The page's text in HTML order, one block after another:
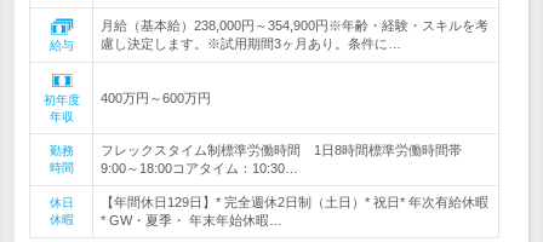
給与
月給（基本給）238,000円～354,900円※年齢・経験・スキルを考
慮し決定します。※試用期間3ヶ月あり。条件に…
初年度
年収
400万円～600万円
勤務
時間
フレックスタイム制標準労働時間 1日8時間標準労働時間帯
9:00～18:00コアタイム：10:30…
休日
休暇
【年間休日129日】* 完全週休2日制（土日）* 祝日* 年次有給休暇
* GW・夏季・ 年末年始休暇…